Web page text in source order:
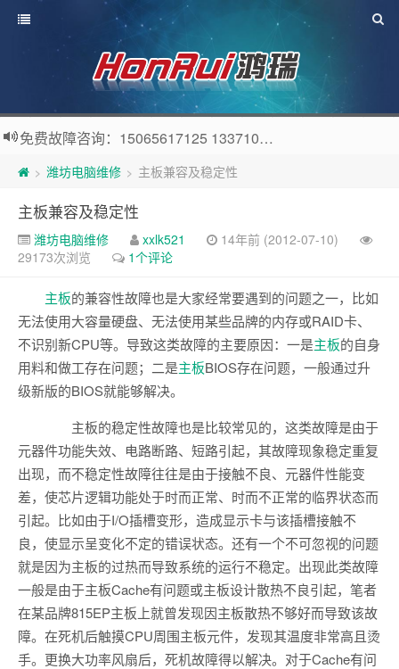
免费故障咨询：15065617125 13371057808 QQ：56914576
> 潍坊电脑维修 > 主板兼容及稳定性
主板兼容及稳定性
潍坊电脑维修 xxlk521
14年前 (2012-07-10)
29173次浏览
1个评论
主板的兼容性故障也是大家经常要遇到的问题之一，比如
无法使用大容量硬盘、无法使用某些品牌的内存或RAID卡、
不识别新CPU等。导致这类故障的主要原因：一是主板的自身
用料和做工存在问题；二是主板BIOS存在问题，一般通过升
级新版的BIOS就能够解决。
主板的稳定性故障也是比较常见的，这类故障是由于
元器件功能失效、电路断路、短路引起，其故障现象稳定重复
出现，而不稳定性故障往往是由于接触不良、元器件性能变
差，使芯片逻辑功能处于时而正常、时而不正常的临界状态而
引起。比如由于I/O插槽变形，造成显示卡与该插槽接触不
良，使显示呈变化不定的错误状态。还有一个不可忽视的问题
就是因为主板的过热而导致系统的运行不稳定。出现此类故障
一般是由于主板Cache有问题或主板设计散热不良引起，笔者
在某品牌815EP主板上就曾发现因主板散热不够好而导致该故
障。在死机后触摸CPU周围主板元件，发现其温度非常高且烫
手。更换大功率风扇后，死机故障得以解决。对于Cache有问